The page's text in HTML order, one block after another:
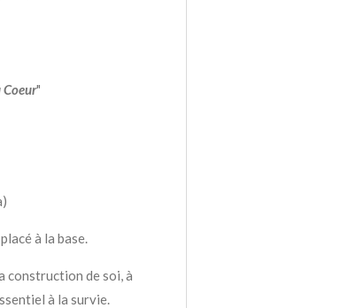
Coeur"
à la base.
construction de soi, à
à la survie.